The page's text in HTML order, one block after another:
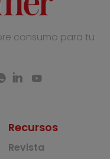
consumo para tu
Recursos
Revista